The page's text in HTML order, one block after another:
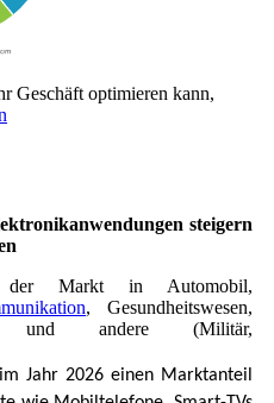
Geschäft optimieren kann,
steigern
Markt in Automobil,
, Gesundheitswesen,
und andere (Militär,
Jahr 2026 einen Marktanteil